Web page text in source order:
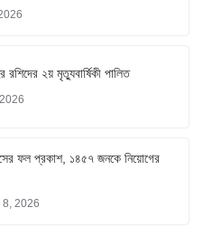
২য় মৃত্যুবার্ষিকী পালিত
ফল প্রকাশ, ১৪৫৭ জনকে নিয়োগের
8, 2026